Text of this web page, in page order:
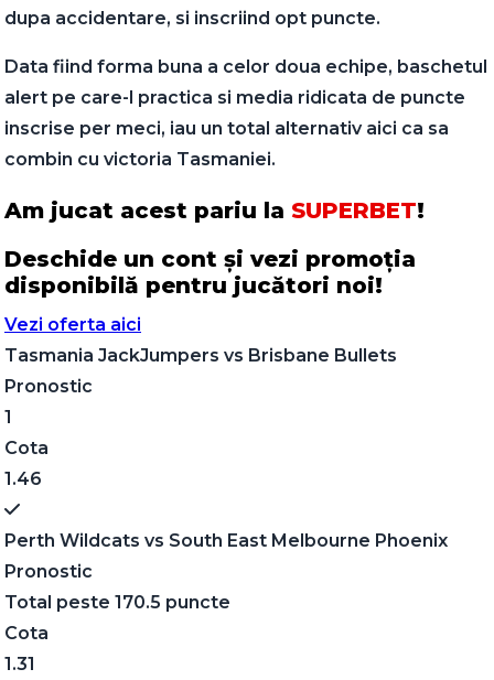
dupa accidentare, si inscriind opt puncte.
Data fiind forma buna a celor doua echipe, baschetul
alert pe care-l practica si media ridicata de puncte
inscrise per meci, iau un total alternativ aici ca sa
combin cu victoria Tasmaniei.
Am jucat acest pariu la SUPERBET!
Deschide un cont și vezi promoția
disponibilă pentru jucători noi!
Vezi oferta aici
Tasmania JackJumpers vs Brisbane Bullets
Pronostic
1
Cota
1.46
Perth Wildcats vs South East Melbourne Phoenix
Pronostic
Total peste 170.5 puncte
Cota
1.31